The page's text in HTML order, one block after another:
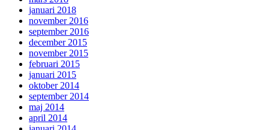
januari 2018
november 2016
september 2016
december 2015
november 2015
februari 2015
januari 2015
oktober 2014
september 2014
maj 2014
april 2014